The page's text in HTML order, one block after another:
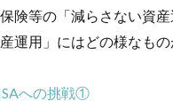
険等の「減らさない資
運用」にはどの様なも
への挑戦①